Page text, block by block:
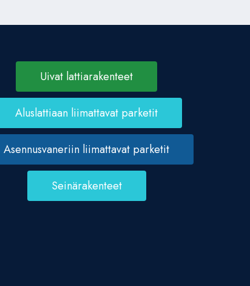
Uivat lattiarakenteet
Aluslattiaan liimattavat parketit
Asennusvaneriin liimattavat parketit
Seinärakenteet